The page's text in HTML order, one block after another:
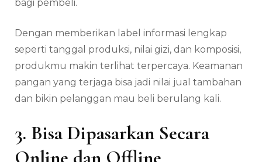
bagi pembeli.
Dengan memberikan label informasi lengkap
seperti tanggal produksi, nilai gizi, dan komposisi,
produkmu makin terlihat terpercaya. Keamanan
pangan yang terjaga bisa jadi nilai jual tambahan
dan bikin pelanggan mau beli berulang kali.
3. Bisa Dipasarkan Secara
Online dan Offline